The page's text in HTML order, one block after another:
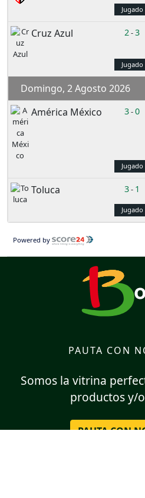
Jugado
Cruz Azul 2-3
Jugado
Domingo, 2 Agosto 2026
América México
3-0
Jugado
Toluca 3- 1
Jugado
Powered by
PAUTA CON
Somos la vitrina
productos y/
PAUTA CON